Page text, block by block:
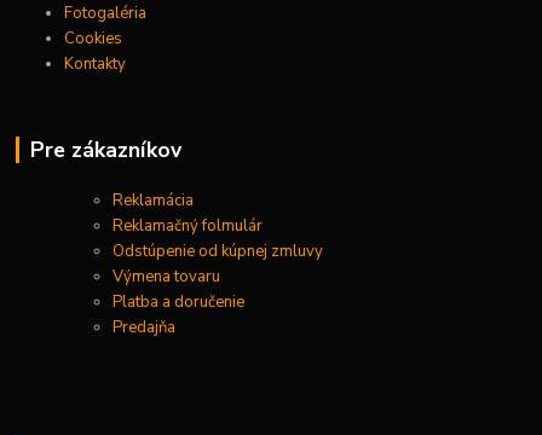
Fotogaléria
Cookies
Kontakty
Pre zákazníkov
Reklamácia
Reklamačný folmulár
Odstúpenie od kúpnej zmluvy
Výmena tovaru
Platba a doručenie
Predajňa